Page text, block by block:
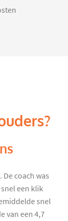
coach was
een klik
snel
van een 4,7